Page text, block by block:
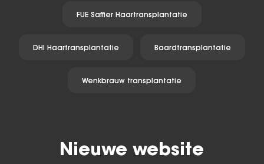
FUE Saffier Haartransplantatie
DHI Haartransplantatie Baardtransplantatie
Wenkbrauw transplantatie
Nieuwe website